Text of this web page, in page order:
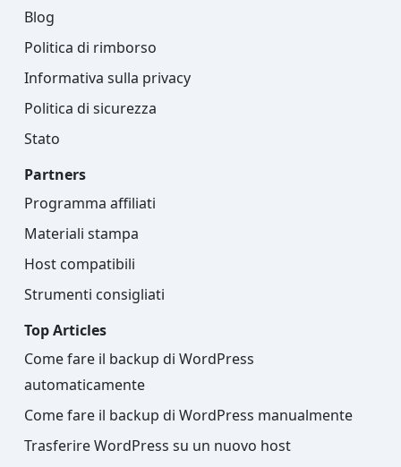
Blog
Politica di rimborso
Informativa sulla privacy
Politica di sicurezza
Stato
Partners
Programma affiliati
Materiali stampa
Host compatibili
Strumenti consigliati
Top Articles
Come fare il backup di WordPress
automaticamente
Come fare il backup di WordPress manualmente
Trasferire WordPress su un nuovo host